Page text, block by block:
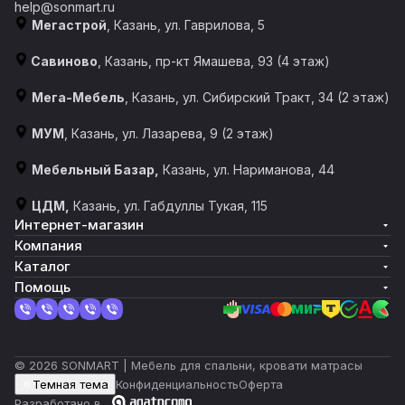
help@sonmart.ru
Мегастрой , Казань, ул. Гаврилова, 5
Савиново , Казань, пр-кт Ямашева, 93 (4 этаж)
Мега-Мебель , Казань, ул. Сибирский Тракт, 34 (2 этаж)
МУМ , Казань, ул. Лазарева, 9 (2 этаж)
Мебельный Базар, Казань, ул. Нариманова, 44
ЦДМ, Казань, ул. Габдуллы Тукая, 115
Интернет-магазин
Компания
Каталог
Помощь
© 2026 SONMART | Мебель для спальни, кровати матрасы
Темная тема
КонфиденциальностьОферта